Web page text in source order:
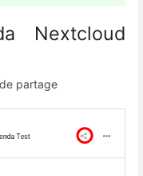
Nextcloud
partage